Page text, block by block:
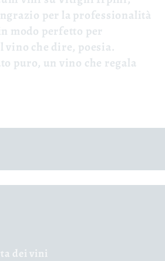
per la professionalità
modo perfetto per
che dire, poesia.
puro, un vino che regala
dei vini